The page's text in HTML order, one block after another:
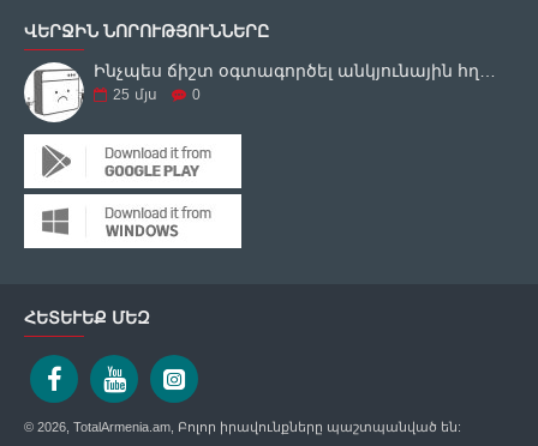
ՎԵՐՋԻՆ ՆՈՐՈՒԹՅՈՒՆՆԵՐԸ
25 մյս 0
ՀԵՏԵՒԵՔ ՄԵԶ
© 2026, TotalArmenia.am, Բոլոր իրավունքները պաշտպանված են: